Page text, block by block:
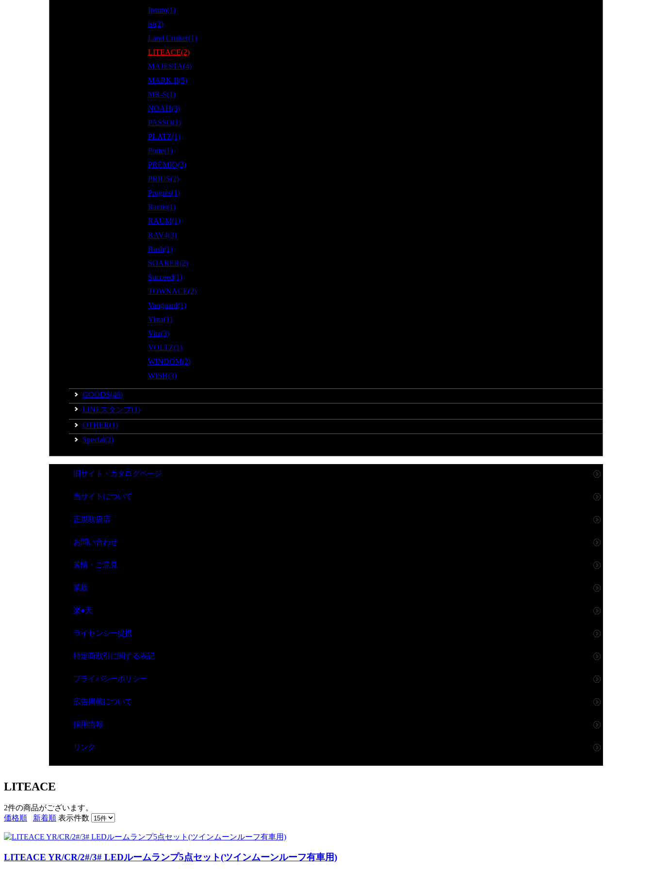
Ipsum(1)
ist(2)
Land Cruiser(1)
LITEACE(2)
MAJESTA(4)
MARK II(5)
MR-S(1)
NOAH(3)
PASSO(1)
PLATZ(1)
Porte(1)
PREMIO(3)
PRIUS(2)
Progrès(1)
Ractis(1)
RAUM(1)
RAV4(3)
Rush(1)
SOARER(2)
Succeed(1)
TOWNACE(2)
Vanguard(1)
Vista(1)
Vitz(3)
VOLTZ(1)
WINDOM(2)
WISH(3)
GOODS(46)
LINEスタンプ(1)
OTHER(1)
Special(2)
旧サイト・カタログページ
当サイトについて
正規取扱店
お問い合わせ
苦情・ご意見
業販
楽●天
ライセンシー提携
特定商取引に関する表記
プライバシーポリシー
広告掲載について
採用情報
リンク
LITEACE
2件の商品がございます。
価格順
新着順 表示件数
LITEACE YR/CR/2#/3# LEDルームランプ5点セット(ツインムーンルーフ有車用)